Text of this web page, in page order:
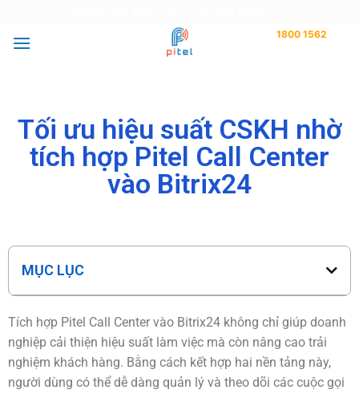
1800 1562
Tối ưu hiệu suất CSKH nhờ
tích hợp Pitel Call Center
vào Bitrix24
MỤC LỤC
Tích hợp Pitel Call Center vào Bitrix24 không chỉ giúp doanh
nghiệp cải thiện hiệu suất làm việc mà còn nâng cao trải
nghiệm khách hàng. Bằng cách kết hợp hai nền tảng này,
người dùng có thể dễ dàng quản lý và theo dõi các cuộc gọi